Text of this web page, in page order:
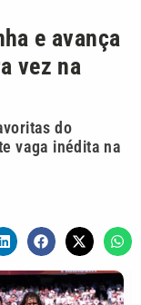
e avança
vez na
do
vaga inédita na